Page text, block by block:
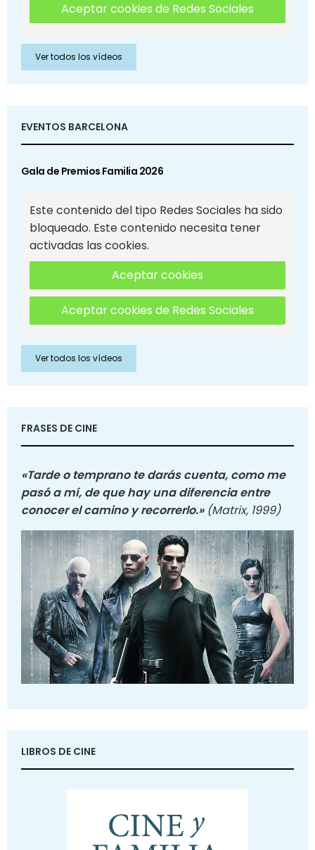
Aceptar cookies de Redes Sociales
Ver todos los vídeos
EVENTOS BARCELONA
Gala de Premios Familia 2026
Este contenido del tipo Redes Sociales ha sido
bloqueado. Este contenido necesita tener
activadas las cookies.
Aceptar cookies
Aceptar cookies de Redes Sociales
Ver todos los vídeos
FRASES DE CINE
«Tarde o temprano te darás cuenta, como me
pasó a mí, de que hay una diferencia entre
conocer el camino y recorrerlo.» (Matrix, 1999)
LIBROS DE CINE